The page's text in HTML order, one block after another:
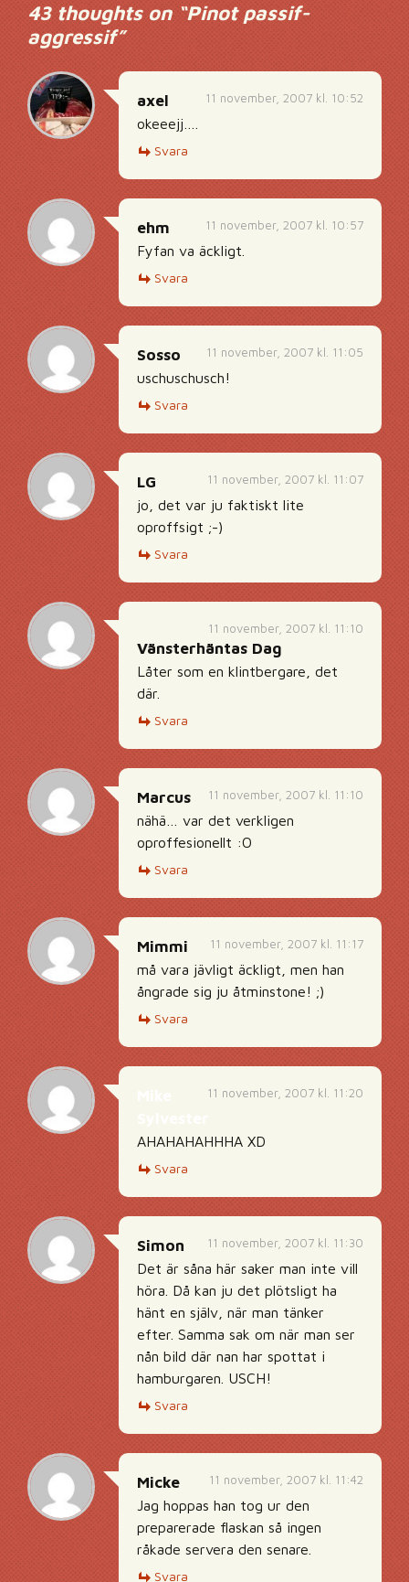
43 thoughts on “Pinot passif-
aggressif”
11 november, 2007 kl. 10:52
axel
okeeejj….
Svara
11 november, 2007 kl. 10:57
ehm
Fyfan va äckligt.
Svara
11 november, 2007 kl. 11:05
Sosso
uschuschusch!
Svara
11 november, 2007 kl. 11:07
LG
jo, det var ju faktiskt lite
oproffsigt ;-)
Svara
11 november, 2007 kl. 11:10
Vänsterhäntas Dag
Låter som en klintbergare, det
där.
Svara
11 november, 2007 kl. 11:10
Marcus
nähä… var det verkligen
oproffesionellt :O
Svara
11 november, 2007 kl. 11:17
Mimmi
må vara jävligt äckligt, men han
ångrade sig ju åtminstone! ;)
Svara
11 november, 2007 kl. 11:20
AHAHAHAHHHA XD
Svara
11 november, 2007 kl. 11:30
Simon
Det är såna här saker man inte vill
höra. Då kan ju det plötsligt ha
hänt en själv, när man tänker
efter. Samma sak om när man ser
nån bild där nan har spottat i
hamburgaren. USCH!
Svara
11 november, 2007 kl. 11:42
Micke
Jag hoppas han tog ur den
preparerade flaskan så ingen
råkade servera den senare.
Svara